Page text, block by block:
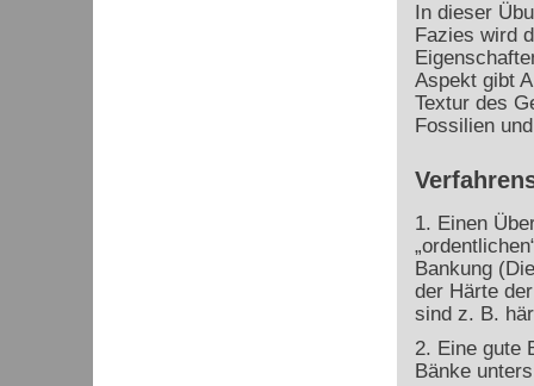
In dieser
Fazies wird
Aspekt gibt
Textur des
Fossilien
1. Einen
Bankung
der Härte
sind z. B.
2. Eine gute
Bänke